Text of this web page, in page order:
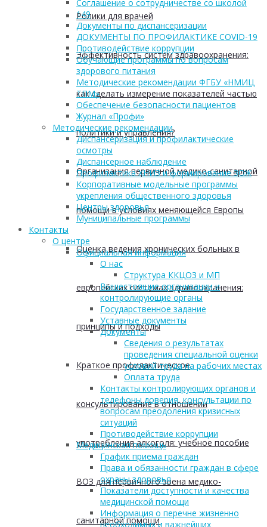
Ролики для врачей
Эффективность систем здравоохранения:
как сделать измерение показателей частью
политики и управления?
Организация первичной медико-санитарной
помощи в условиях меняющейся Европы
Оценка ведения хронических больных в
европейских системах здравоохранения:
принципы и подходы
Краткое профилактическое
консультирование в отношении
употребления алкоголя: учебное пособие
ВОЗ для первичного звена медико-
санитарной помощи
Соглашение о сотрудничестве со школой
149
Документы по диспансеризации
ДОКУМЕНТЫ ПО ПРОФИЛАКТИКЕ COVID-19
Противодействие коррупции
Обучающие программы по вопросам
здорового питания
Методические рекомендации ФГБУ «НМИЦ
ТПМ»
Обеспечение безопасности пациентов
Журнал «Профи»
Методические рекомендации
Диспансеризация и профилактические
осмотры
Диспансерное наблюдение
Профилактика ХНИЗ и формирование ЗОЖ
Корпоративные модельные программы
укрепления общественного здоровья
Центры здоровья
Муниципальные программы
Контакты
О центре
Официальная информация
О нас
Структура ККЦОЗ и МП
Вышестоящие организации и
контролирующие органы
Государственное задание
Уставные документы
Документы
Сведения о результатах
проведения специальной оценки
условий труда на рабочих местах
Оплата труда
Контакты контролирующих органов и
телефоны доверия, консультации по
вопросам преодоления кризисных
ситуаций
Противодействие коррупции
Медицинская помощь
График приема граждан
Права и обязанности граждан в сфере
охраны здоровья
Показатели доступности и качества
медицинской помощи
Информация о перечне жизненно
необходимых и важнейших